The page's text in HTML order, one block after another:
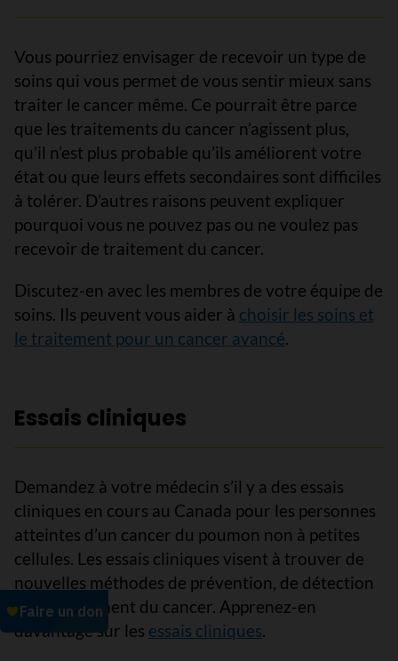
Vous pourriez envisager de recevoir un type de
soins qui vous permet de vous sentir mieux sans
traiter le cancer même. Ce pourrait être parce
que les traitements du cancer n’agissent plus,
qu’il n’est plus probable qu’ils améliorent votre
état ou que leurs effets secondaires sont difficiles
à tolérer. D’autres raisons peuvent expliquer
pourquoi vous ne pouvez pas ou ne voulez pas
recevoir de traitement du cancer.
Discutez-en avec les membres de votre équipe de
soins. Ils peuvent vous aider à choisir les soins et
le traitement pour un cancer avancé.
Essais cliniques
Demandez à votre médecin s’il y a des essais
cliniques en cours au Canada pour les personnes
atteintes d’un cancer du poumon non à petites
cellules. Les essais cliniques visent à trouver de
nouvelles méthodes de prévention, de détection
et de traitement du cancer. Apprenez-en
davantage sur les essais cliniques.